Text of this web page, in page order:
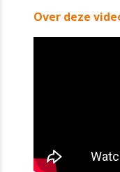
Over deze